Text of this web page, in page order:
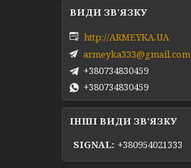
http://ARMEYKA.UA
armeyka333@gmail.com
+380734830459
+380734830459
ІНШІ ВИДИ ЗВ'ЯЗКУ
SIGNAL +380954021333